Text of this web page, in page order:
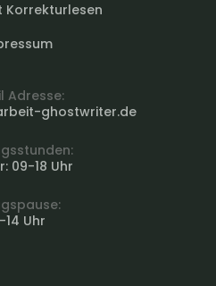
Korrekturlesen
Adresse:
ghostwriter.de
09-18 Uhr
14 Uhr